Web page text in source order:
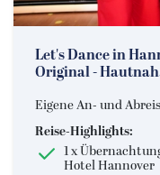
Let's Dance in
Original -
Eigene An- und
Reise-Highlights:
1 x
Hotel Hannover